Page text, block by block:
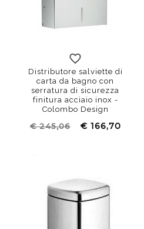
Distributore salviette di
carta da bagno con
serratura di sicurezza
finitura acciaio inox -
Colombo Design
€ 245,06 € 166,70